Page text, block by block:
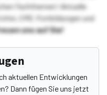
Fachthemen! Aktuelle
CME-Fortbildungen und
uns auf Sie!
aktuellen Entwicklungen
Dann fügen Sie uns jetzt